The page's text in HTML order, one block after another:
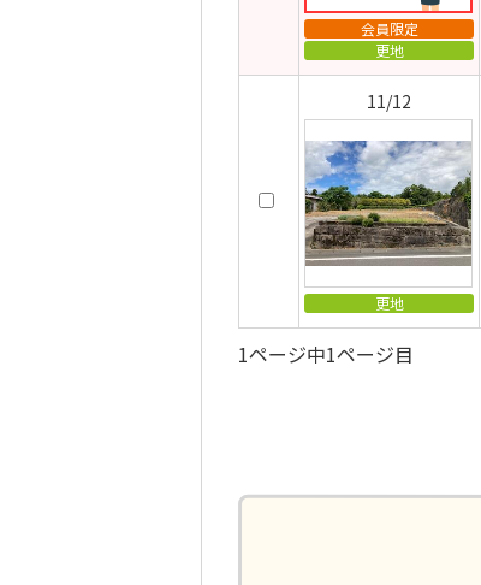
会員限定
更地
11/12
更地
1ページ中1ページ目